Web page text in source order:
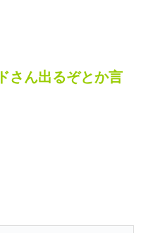
さん出るぞとか言